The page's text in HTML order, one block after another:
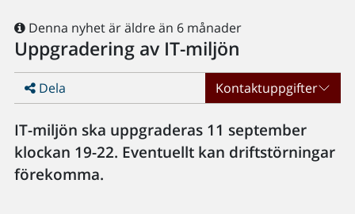
Denna nyhet är äldre än 6 månader
Uppgradering av IT-miljön
Dela Kontaktuppgifter
IT-miljön ska uppgraderas 11 september
klockan 19-22. Eventuellt kan driftstörningar
förekomma.